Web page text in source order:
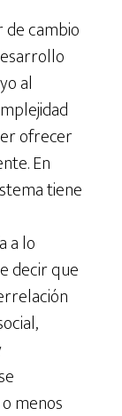
de cambio
al
ofrecer
En
tiene
a lo
decir que
menos